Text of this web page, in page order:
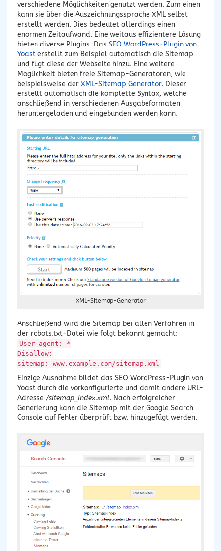
verschiedene Möglichkeiten genutzt werden. Zum einen
kann sie über die Auszeichnungssprache XML selbst
erstellt werden. Dies bedeutet allerdings einen
enormen Zeitaufwand. Eine weitaus effizientere Lösung
bieten diverse Plugins. Das SEO WordPress-Plugin von
Yoast erstellt zum Beispiel automatisch die Sitemap
und fügt diese der Webseite hinzu. Eine weitere
Möglichkeit bieten freie Sitemap-Generatoren, wie
beispielsweise der XML-Sitemap Generator. Dieser
erstellt automatisch die komplette Syntax, welche
anschließend in verschiedenen Ausgabeformaten
heruntergeladen und eingebunden werden kann.
XML-Sitemap-Generator
Anschließend wird die Sitemap bei allen Verfahren in
der robots.txt-Datei wie folgt bekannt gemacht:
User-agent: *
Disallow:
sitemap: www.example.com/sitemap.xml
Einzige Ausnahme bildet das SEO WordPress-Plugin von
Yoast durch die vorkonfigurierte und damit andere URL-
Adresse /sitemap_index.xml. Nach erfolgreicher
Generierung kann die Sitemap mit der Google Search
Console auf Fehler überprüft bzw. hinzugefügt werden.